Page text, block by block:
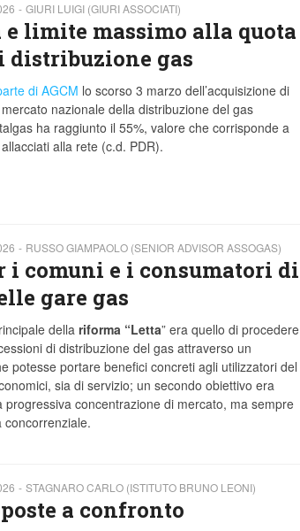
GIURI LUIGI (GIURI ASSOCIATI)
e limite massimo alla quota
distribuzione gas
di AGCM lo scorso 3 marzo dell’acquisizione di
nazionale della distribuzione del gas
ha raggiunto il 55%, valore che corrisponde a
alla rete (c.d. PDR).
RUSSO GIAMPAOLO (SENIOR ADVISOR ASSOGAS)
i comuni e i consumatori di
gare gas
della riforma “Letta” era quello di procedere
di distribuzione del gas attraverso un
potesse portare benefici concreti agli utilizzatori del
sia di servizio; un secondo obiettivo era
concentrazione di mercato, ma sempre
STAGNARO CARLO (ISTITUTO BRUNO LEONI)
a confronto